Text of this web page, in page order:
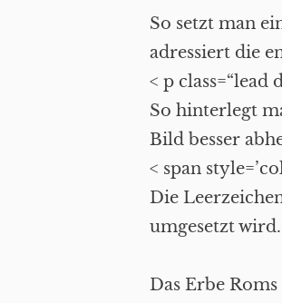
So setzt man
adressiert die
< p class=“lead
So hinterlegt
Bild besser
< span
Die
umgesetzt wird.
Das Erbe